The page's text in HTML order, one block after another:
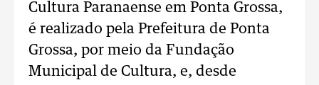
Cultura Paranaense em Ponta Grossa,
é realizado pela Prefeitura de Ponta
Grossa, por meio da Fundação
Municipal de Cultura, e, desde